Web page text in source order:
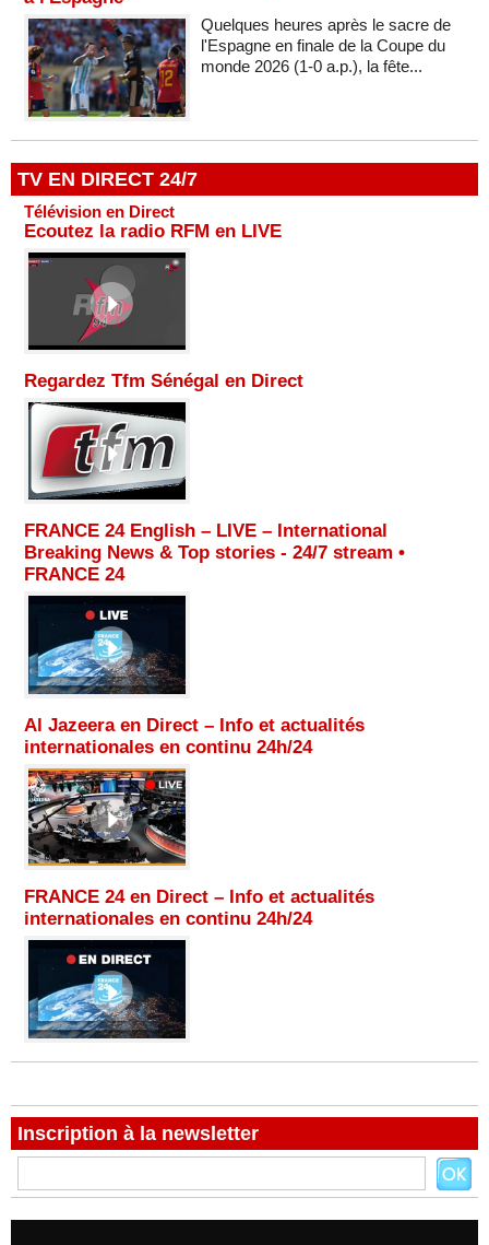
Quelques heures après le sacre de
l'Espagne en finale de la Coupe du
monde 2026 (1-0 a.p.), la fête...
TV EN DIRECT 24/7
Télévision en Direct
Ecoutez la radio RFM en LIVE
Regardez Tfm Sénégal en Direct
FRANCE 24 English – LIVE – International
Breaking News & Top stories - 24/7 stream •
FRANCE 24
Al Jazeera en Direct – Info et actualités
internationales en continu 24h/24
FRANCE 24 en Direct – Info et actualités
internationales en continu 24h/24
Inscription à la newsletter